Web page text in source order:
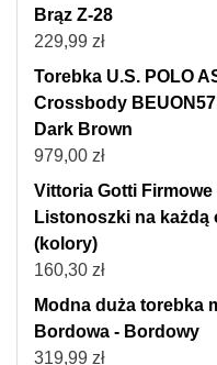
Brąz Z-28
229,99 zł
Torebka U.S. POLO
Crossbody
Dark Brown
979,00 zł
Vittoria Gotti
Listonoszki na każdą
(kolory)
160,30 zł
Modna duża torebka
Bordowa - Bordowy
319,99 zł